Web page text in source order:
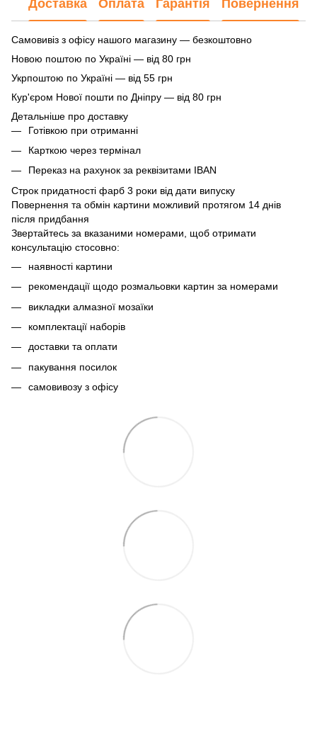
Доставка Оплата Гарантія Повернення
Самовивіз з офісу нашого магазину — безкоштовно
Новою поштою по Україні — від 80 грн
Укрпоштою по Україні — від 55 грн
Кур'єром Нової пошти по Дніпру — від 80 грн
Детальніше про доставку
Готівкою при отриманні
Карткою через термінал
Переказ на рахунок за реквізитами IBAN
Строк придатності фарб 3 роки від дати випуску
Повернення та обмін картини можливий протягом 14 днів
після придбання
Звертайтесь за вказаними номерами, щоб отримати
консультацію стосовно:
наявності картини
рекомендації щодо розмальовки картин за номерами
викладки алмазної мозаїки
комплектації наборів
доставки та оплати
пакування посилок
самовивозу з офісу